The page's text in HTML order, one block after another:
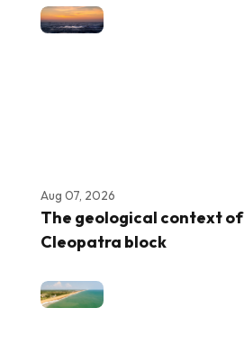
Aug 07, 2026
The geological context
Cleopatra block